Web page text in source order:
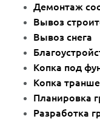
Демонтаж
Вывоз
Вывоз снега
Копка под
Копка
Планировка
Разработка